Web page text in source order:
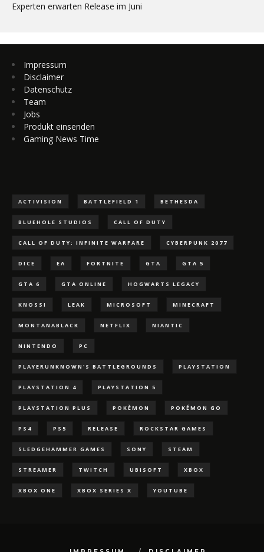
Experten erwarten Release im Juni
Impressum
Disclaimer
Datenschutz
Team
Jobs
Produkt einsenden
Gaming News Time
ACTIVISION BATTLEFIELD 1 BETHESDA
BLUEHOLE STUDIOS CALL OF DUTY
CALL OF DUTY: INFINITE WARFARE CYBERPUNK 2077
DICE EA FORTNITE GTA GTA 5
GTA 6 GTA ONLINE HOGWARTS LEGACY
KNOSSI LEAK MICROSOFT MINECRAFT
MONTANABLACK NETFLIX NIANTIC
NINTENDO PC
PLAYERUNKNOWN'S BATTLEGROUNDS PLAYSTATION
PLAYSTATION 4 PLAYSTATION 5
PLAYSTATION PLUS POKÈMON POKÉMON GO
PS4 PS5 RELEASE ROCKSTAR GAMES
SLEDGEHAMMER GAMES SONY STEAM
STREAMER TWITCH UBISOFT XBOX
XBOX ONE XBOX SERIES X YOUTUBE